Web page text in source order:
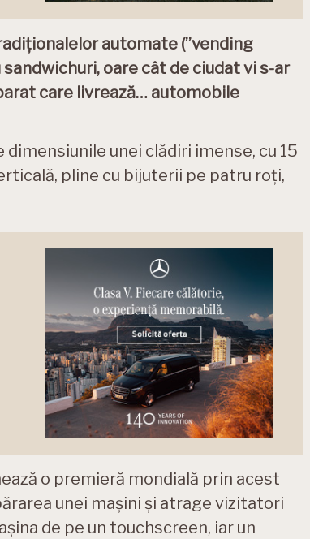
automate (”vending
oare cât de ciudat vi s-ar
care livrează… automobile
unei clădiri imense, cu 15
pline cu bijuterii pe patru roți,
o premieră mondială prin acest
unei mașini și atrage vizitatori
de pe un touchscreen, iar un